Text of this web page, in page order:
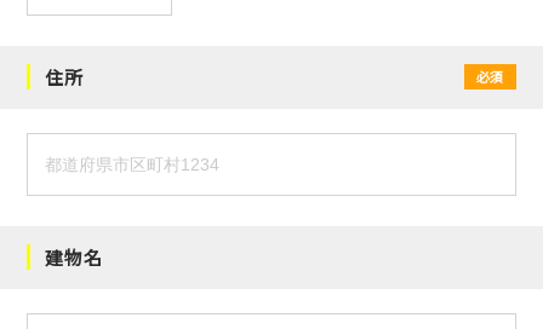
住所 必須
建物名